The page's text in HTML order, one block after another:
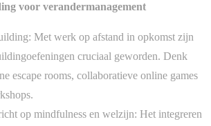
voor verandermanagement
Met werk op afstand in opkomst zijn
cruciaal geworden. Denk
escape rooms, collaboratieve online games
op mindfulness en welzijn: Het integreren